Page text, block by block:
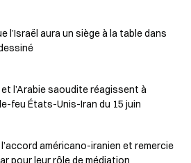
l’Israël aura un siège à la table dans
l’Arabie saoudite réagissent à
feu États-Unis-Iran du 15 juin
américano-iranien et remercie
pour leur rôle de médiation